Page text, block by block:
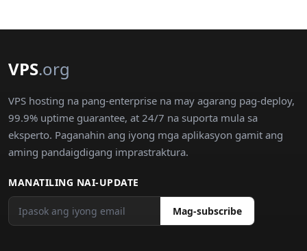
VPS.org
VPS hosting na pang-enterprise na may agarang pag-deploy,
99.9% uptime guarantee, at 24/7 na suporta mula sa
eksperto. Paganahin ang iyong mga aplikasyon gamit ang
aming pandaigdigang imprastraktura.
MANATILING NAI-UPDATE
Mag-subscribe